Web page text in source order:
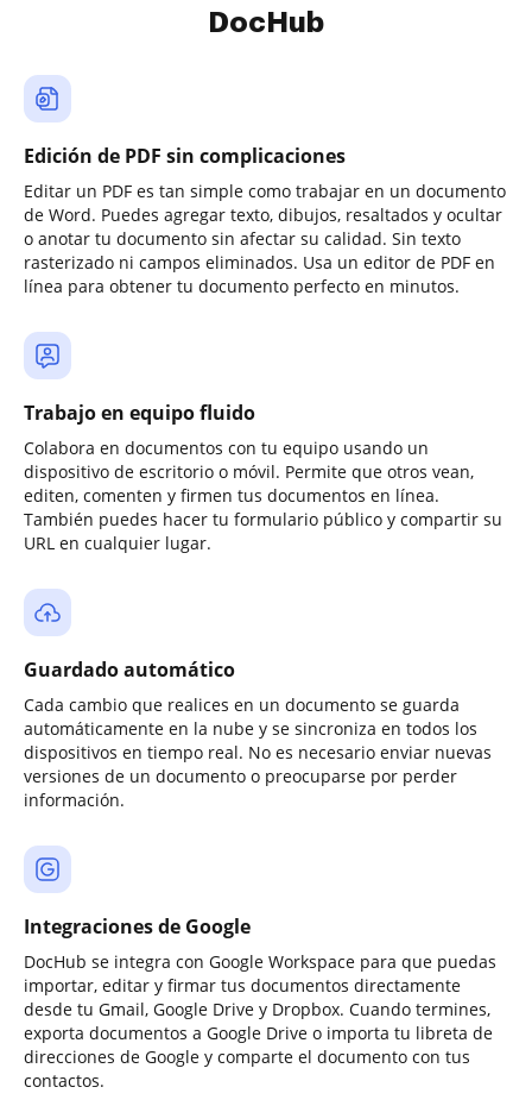
DocHub
Edición de PDF sin complicaciones
Editar un PDF es tan simple como trabajar en un documento
de Word. Puedes agregar texto, dibujos, resaltados y ocultar
o anotar tu documento sin afectar su calidad. Sin texto
rasterizado ni campos eliminados. Usa un editor de PDF en
línea para obtener tu documento perfecto en minutos.
Trabajo en equipo fluido
Colabora en documentos con tu equipo usando un
dispositivo de escritorio o móvil. Permite que otros vean,
editen, comenten y firmen tus documentos en línea.
También puedes hacer tu formulario público y compartir su
URL en cualquier lugar.
Guardado automático
Cada cambio que realices en un documento se guarda
automáticamente en la nube y se sincroniza en todos los
dispositivos en tiempo real. No es necesario enviar nuevas
versiones de un documento o preocuparse por perder
información.
Integraciones de Google
DocHub se integra con Google Workspace para que puedas
importar, editar y firmar tus documentos directamente
desde tu Gmail, Google Drive y Dropbox. Cuando termines,
exporta documentos a Google Drive o importa tu libreta de
direcciones de Google y comparte el documento con tus
contactos.